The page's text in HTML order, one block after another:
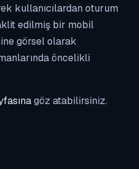
kullanıcılardan oturum
edilmiş bir mobil
görsel olarak
öncelikli
göz atabilirsiniz.